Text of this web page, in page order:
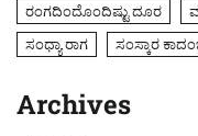
ರಂಗದಿಂದೊಂದಿಷ್ಟು ದೂರ
ಸಂಧ್ಯಾ ರಾಗ
ಸಂಸ್ಕಾರ
Archives